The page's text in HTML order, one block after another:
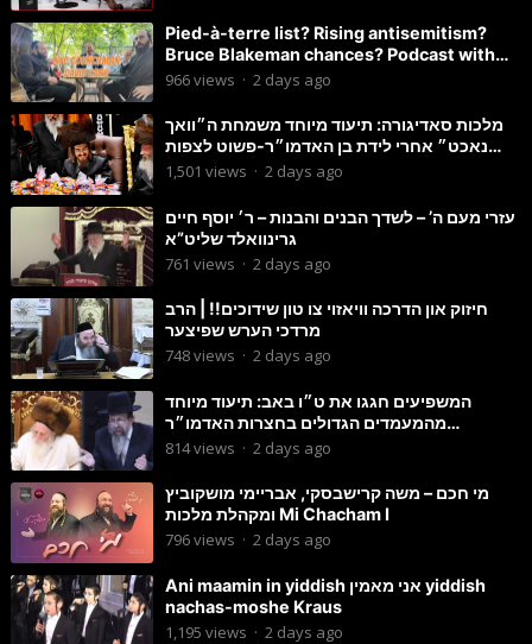
Pied-à-terre list? Rising antisemitism?
Bruce Blakeman chances? Podcast with
Councilman David Carr!
966views · 2 days ago
מלכות סאדיגורה: תיעוד מיוחד משמחת ה״וואך
נאכט״ אחרי לידת בן האדמו״ר-פשוט לצפות
ולהנות
1,501 views · 2 days ago
עזרי מעם ה’ – לשדך הבנים והבנות – ר׳ יוסף חיים
גרינוואלד שליט”א
761 views · 2 days ago
חיזוק און הדרכה וויאזוי צו טון שידוכים!! | הרב
מרדכי הערש שפיצער
748views · 2 days ago
המשפיעים חגגו את ט״ו באב: תיעוד מיוחד
מהמעמדים הגדולים בחצרות האדמו״ר
מסטוטשין והגרי״מ מורגשטרן
814views · 2 days ago
מי חכם – משה קרישבסקי, אבריימי מושקוביץ
ומקהלת מלכות Mi Chacham I
796views · 2 days ago
Ani maamin in yiddish אני מאמין yiddish
nachas-moshe Kraus
1,195 views · 2 days ago